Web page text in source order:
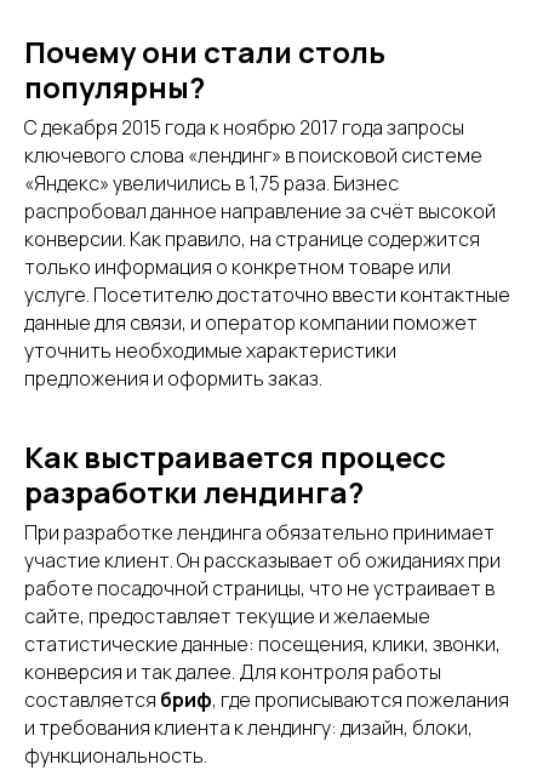
Почему они стали столь
популярны?
С декабря 2015 года к ноябрю 2017 года запросы
ключевого слова «лендинг» в поисковой системе
«Яндекс» увеличились в 1,75 раза. Бизнес
распробовал данное направление за счёт высокой
конверсии. Как правило, на странице содержится
только информация о конкретном товаре или
услуге. Посетителю достаточно ввести контактные
данные для связи, и оператор компании поможет
уточнить необходимые характеристики
предложения и оформить заказ.
Как выстраивается процесс
разработки лендинга?
При разработке лендинга обязательно принимает
участие клиент. Он рассказывает об ожиданиях при
работе посадочной страницы, что не устраивает в
сайте, предоставляет текущие и желаемые
статистические данные: посещения, клики, звонки,
конверсия и так далее. Для контроля работы
составляется бриф, где прописываются пожелания
и требования клиента к лендингу: дизайн, блоки,
функциональность.